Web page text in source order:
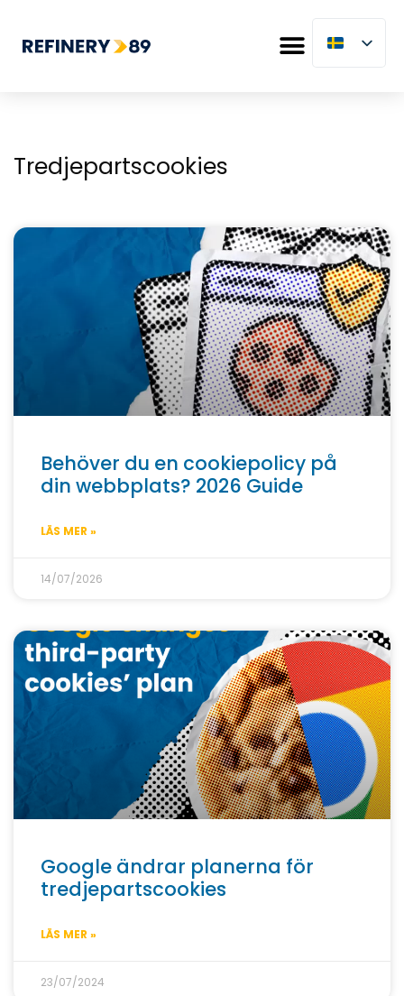
Tredjepartscookies
Behöver du en cookiepolicy på
din webbplats? 2026 Guide
LÄS MER »
14/07/2026
Google ändrar planerna för
tredjepartscookies
LÄS MER »
23/07/2024